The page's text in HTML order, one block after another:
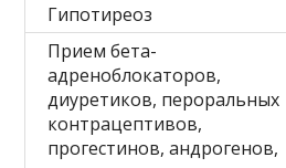
Гипотиреоз
Прием бета-
адреноблокаторов,
диуретиков, пероральных
контрацептивов,
прогестинов, андрогенов,